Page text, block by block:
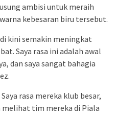
ambisi untuk meraih
kebesaran biru tersebut.
kini semakin meningkat
Saya rasa ini adalah awal
dan saya sangat bahagia
rasa mereka klub besar,
melihat tim mereka di Piala